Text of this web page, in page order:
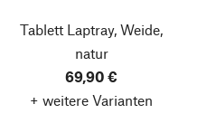
Tablett Laptray, Weide,
natur
69,90 €
+ weitere Varianten